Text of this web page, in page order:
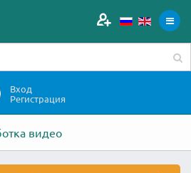
Вход
Регистрация
видео